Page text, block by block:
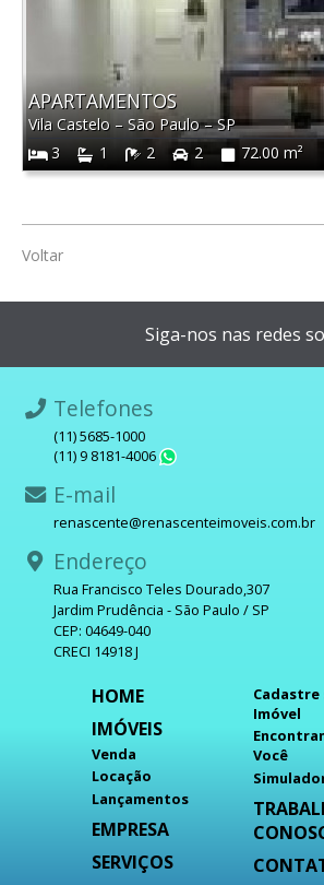
APARTAMENTOS
Vila Castelo – São Paulo–SP
3
1 2 2 72.00 m²
Voltar
Siga-nos nas redes
Telefones
(11) 5685-1000
(11) 9 8181-4006
E-mail
renascente@renascenteimoveis.com.br
Endereço
Rua Francisco Teles Dourado,307
Jardim Prudência - São Paulo / SP
CEP: 04649-040
CRECI 14918 J
HOME
IMÓVEIS
Venda
Locação
Lançamentos
EMPRESA
SERVIÇOS
Cadastre
Imóvel
Você